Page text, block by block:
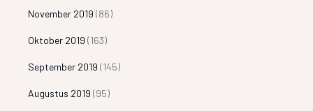
November 2019 (86)
Oktober 2019 (163)
September 2019 (145)
Augustus 2019 (95)